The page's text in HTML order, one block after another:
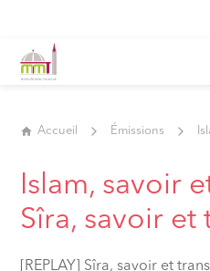
Accueil Émissions
Islam, savoir
Sîra, savoir et
[REPLAY] Sîra, savoir et